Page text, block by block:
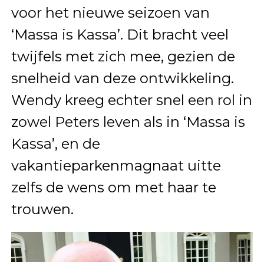
voor het nieuwe seizoen van
‘Massa is Kassa’. Dit bracht veel
twijfels met zich mee, gezien de
snelheid van deze ontwikkeling.
Wendy kreeg echter snel een rol in
zowel Peters leven als in ‘Massa is
Kassa’, en de
vakantieparkenmagnaat uitte
zelfs de wens om met haar te
trouwen.